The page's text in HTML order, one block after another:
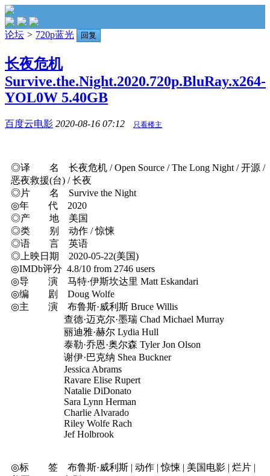
论坛 > 720p蓝光 回复
长夜危机
Survive.the.Night.2020.720p.BluRay.x264-
YOL0W 5.40GB
百度云电影 2020-08-16 07:12 只看楼主
◎译 名 长夜危机 / Open Source / The Long Night / 开源 /
恶夜救援(台) / 长夜
◎片 名 Survive the Night
◎年 代 2020
◎产 地 美国
◎类 别 动作 / 惊悚
◎语 言 英语
◎上映日期 2020-05-22(美国)
◎IMDb评分 4.8/10 from 2746 users
◎导 演 马特·伊斯坎达里 Matt Eskandari
◎编 剧 Doug Wolfe
◎主 演 布鲁斯·威利斯 Bruce Willis
查德·迈克尔·墨瑞 Chad Michael Murray
丽迪雅·赫尔 Lydia Hull
泰勒·乔恩·奥尔森 Tyler Jon Olson
谢伊·巴克纳 Shea Buckner
Jessica Abrams
Ravare Elise Rupert
Natalie DiDonato
Sara Lynn Herman
Charlie Alvarado
Riley Wolfe Rach
Jef Holbrook
◎标 签 布鲁斯·威利斯 | 动作 | 惊悚 | 美国电影 | 烂片 |